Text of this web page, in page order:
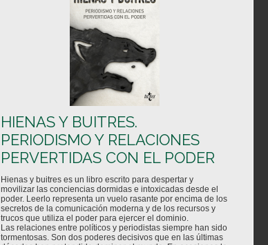
HIENAS Y BUITRES.
PERIODISMO Y RELACIONES
PERVERTIDAS CON EL PODER
Hienas y buitres es un libro escrito para despertar y
movilizar las conciencias dormidas e intoxicadas desde el
poder. Leerlo representa un vuelo rasante por encima de los
secretos de la comunicación moderna y de los recursos y
trucos que utiliza el poder para ejercer el dominio.
Las relaciones entre políticos y periodistas siempre han sido
tormentosas. Son dos poderes decisivos que en las últimas